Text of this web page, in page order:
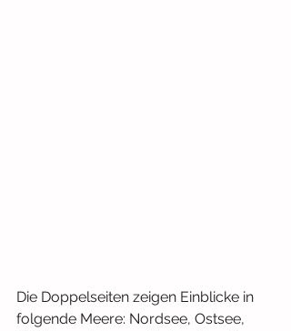
Die Doppelseiten zeigen Einblicke in
folgende Meere: Nordsee, Ostsee,